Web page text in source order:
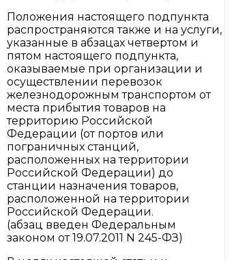
Положения настоящего подпункта
распространяются также и на услуги,
указанные в абзацах четвертом и
пятом настоящего подпункта,
оказываемые при организации и
осуществлении перевозок
железнодорожным транспортом от
места прибытия товаров на
территорию Российской
Федерации (от портов или
пограничных станций,
расположенных на территории
Российской Федерации) до
станции назначения товаров,
расположенной на территории
Российской Федерации.
(абзац введен Федеральным
законом от 19.07.2011 N 245-ФЗ)